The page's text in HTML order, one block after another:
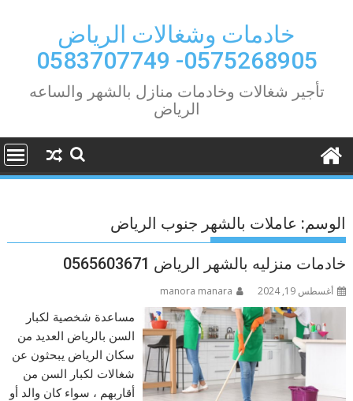
خادمات وشغالات الرياض
0575268905- 0583707749
تأجير شغالات وخادمات منازل بالشهر والساعه
الرياض
الوسم: عاملات بالشهر جنوب الرياض
خادمات منزليه بالشهر الرياض 0565603671
أغسطس 19, 2024 manora manara
مساعدة شخصية لكبار
السن بالرياض العديد من
سكان الرياض يبحثون عن
شغالات لكبار السن من
أقاربهم ، سواء كان والد أو